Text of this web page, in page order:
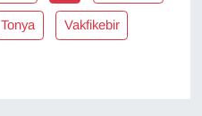
Tonya Vakfikebir